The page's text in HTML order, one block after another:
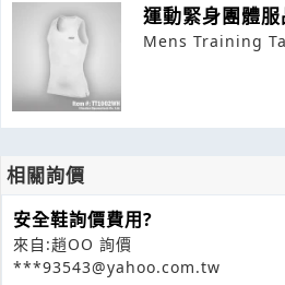
運動緊身團體
Mens Training
相關詢價
安全鞋詢價費用?
來自:趙OO 詢價
***93543@yahoo.com.tw